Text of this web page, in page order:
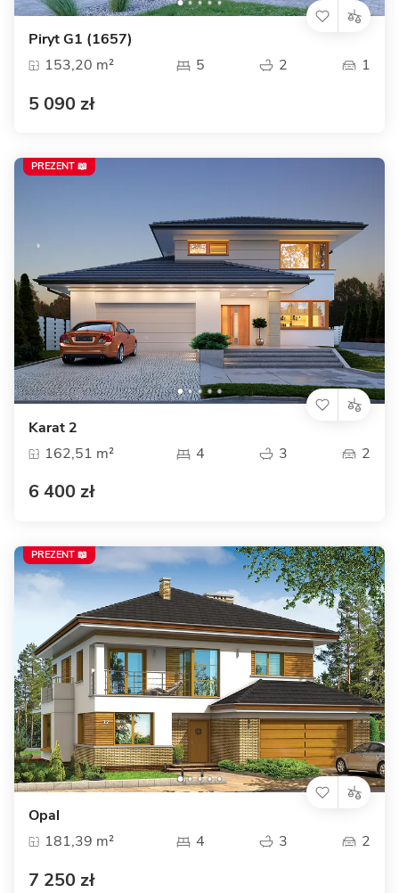
Piryt G1 (1657)
153,20 m²
5 2 1
5 090 zł
Karat 2
162,51 m²
4 3 2
6 400 zł
PREZENT 📖
Opal
181,39 m²
4 3 2
7 250 zł
PREZENT 📖